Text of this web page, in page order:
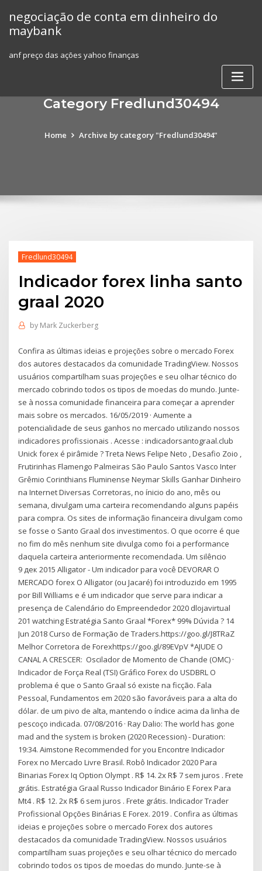
content
negociação de conta em dinheiro do
maybank
anf preço das ações yahoo finanças
Category Fredlund30494
Home Archive by category "Fredlund30494"
Fredlund30494
Indicador forex linha santo
graal 2020
by Mark Zuckerberg
Confira as últimas ideias e projeções sobre o mercado Forex
dos autores destacados da comunidade TradingView. Nossos
usuários compartilham suas projeções e seu olhar técnico do
mercado cobrindo todos os tipos de moedas do mundo. Junte-
se à nossa comunidade financeira para começar a aprender
mais sobre os mercados. 16/05/2019 · Aumente a
potencialidade de seus ganhos no mercado utilizando nossos
indicadores profissionais . Acesse : indicadorsantograal.club
Unick forex é pirâmide ? Treta News Felipe Neto , Desafio Zoio ,
Frutirinhas Flamengo Palmeiras São Paulo Santos Vasco Inter
Grêmio Corinthians Fluminense Neymar Skills Ganhar Dinheiro
na Internet Diversas Corretoras, no ínicio do ano, mês ou
semana, divulgam uma carteira recomendando alguns papéis
para compra. Os sites de informação financeira divulgam como
se fosse o Santo Graal dos investimentos. O que ocorre é que
no fim do mês nenhum site divulga como foi a performance
daquela carteira anteriormente recomendada. Um silêncio
9 дек 2015 Alligator - Um indicador para você DEVORAR O
MERCADO forex O Alligator (ou Jacaré) foi introduzido em 1995
por Bill Williams e é um indicador que serve para indicar a
presença de Calendário do Empreendedor 2020 dlojavirtual
201 watching Estratégia Santo Graal *Forex* 99% Dúvida ? 14
Jun 2018 Curso de Formação de Traders.https://goo.gl/J8TRaZ
Melhor Corretora de Forexhttps://goo.gl/89EVpV *AJUDE O
CANAL A CRESCER: Oscilador de Momento de Chande (OMC) ·
Indicador de Força Real (TSI) Gráfico Forex do USDBRL O
problema é que o Santo Graal só existe na ficção. Fala
Pessoal, Fundamentos em 2020 são favoráveis para a alta do
dólar. de um pivo de alta, mantendo o índice acima da linha de
pescoço indicada. 07/08/2016 · Ray Dalio: The world has gone
mad and the system is broken (2020 Recession) - Duration:
19:34. Aimstone Recommended for you Encontre Indicador
Forex no Mercado Livre Brasil. Robô Indicador 2020 Para
Binarias Forex Iq Option Olympt . R$ 14. 2x R$ 7 sem juros . Frete
grátis. Estratégia Graal Russo Indicador Binário E Forex Para
Mt4 . R$ 12. 2x R$ 6 sem juros . Frete grátis. Indicador Trader
Profissional Opções Binárias E Forex. 2019 . Confira as últimas
ideias e projeções sobre o mercado Forex dos autores
destacados da comunidade TradingView. Nossos usuários
compartilham suas projeções e seu olhar técnico do mercado
cobrindo todos os tipos de moedas do mundo. Junte-se à